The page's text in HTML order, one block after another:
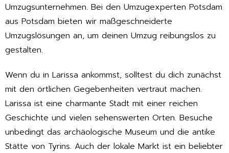
Umzugsunternehmen. Bei den Umzugexperten Potsdam
aus Potsdam bieten wir maßgeschneiderte
Umzugslösungen an, um deinen Umzug reibungslos zu
gestalten.
Wenn du in Larissa ankommst, solltest du dich zunächst
mit den örtlichen Gegebenheiten vertraut machen.
Larissa ist eine charmante Stadt mit einer reichen
Geschichte und vielen sehenswerten Orten. Besuche
unbedingt das archäologische Museum und die antike
Stätte von Tyrins. Auch der lokale Markt ist ein beliebter